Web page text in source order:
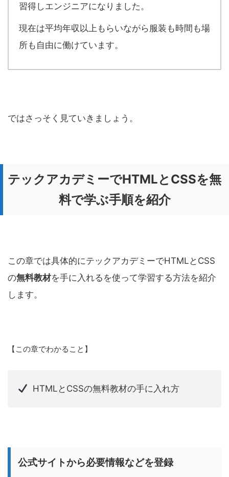
習得しエンジニアになりました。
現在は平均年収以上もらいながら服装も時間も場
所も自由に働けています。
ではさっそく見ていきましょう。
テックアカデミーでHTMLとCSSを無
料で学ぶ手順を紹介
この章では具体的にテックアカデミーでHTMLとCSS
の無料教材を手に入れるを使って学習する方法を紹介
します。
【この章でわかること】
HTMLとCSSの無料教材の手に入れ方
公式サイトから必要情報などを登録